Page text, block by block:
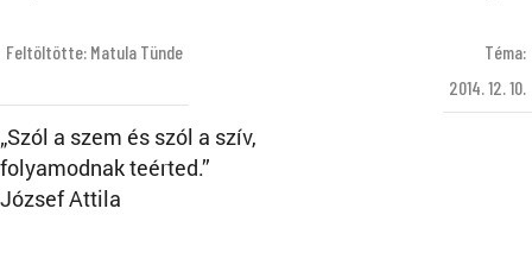
Feltöltötte: Matula Tünde
Téma:
2014. 12. 10.
„Szól a szem és szól a szív,
folyamodnak teérted.”
József Attila